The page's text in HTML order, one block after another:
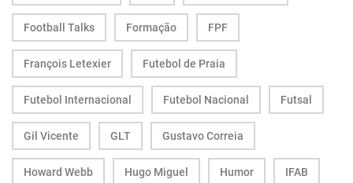
Football Talks Formação FPF
François Letexier Futebol de Praia
Futebol Internacional Futebol Nacional Futsal
Gil Vicente GLT Gustavo Correia
Howard Webb Hugo Miguel Humor IFAB